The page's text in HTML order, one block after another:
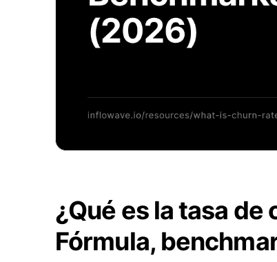
¿Qué es la tasa
Fórmula,